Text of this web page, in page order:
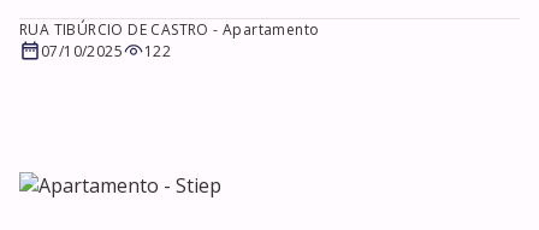
RUA TIBÚRCIO DE CASTRO - Apartamento
07/10/2025
122